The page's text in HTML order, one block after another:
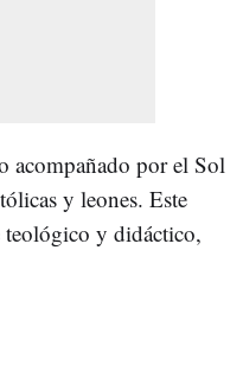
acompañado por el Sol
y leones. Este
y didáctico,